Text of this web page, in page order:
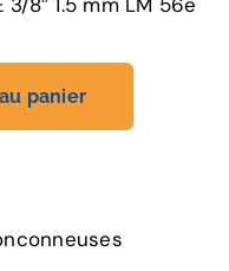
panier